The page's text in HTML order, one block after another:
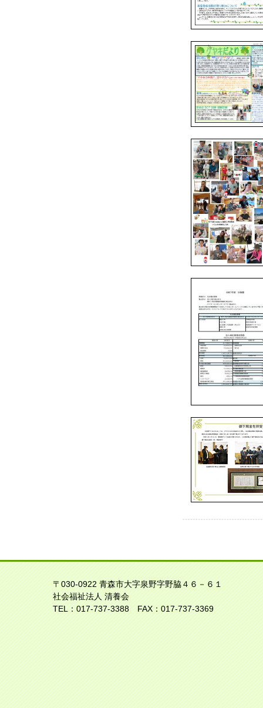
〒030-0922 青森市大字泉野字野脇４６－６１
社会福祉法人 清養会
TEL：017-737-3388 FAX：017-737-3369